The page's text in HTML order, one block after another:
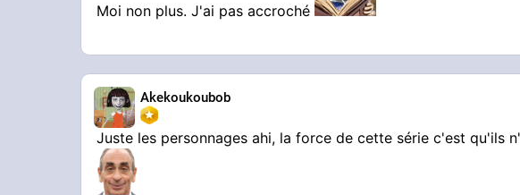
Moi non plus. J'ai pas accroché
Akekoukoubob
Juste les personnages ahi, la force de cette série c'est qu'ils